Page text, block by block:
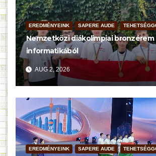
EREDMÉNYEINK SAPERE AUDE
Nemzetközi diákolimpiai bronzérem
informatikából
AUG 2, 2026
EREDMÉNYEINK SAPERE AUDE